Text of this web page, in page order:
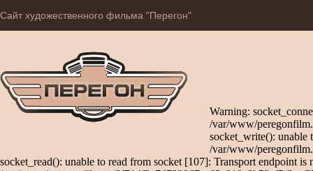
Сайт художественного фильма "Перегон"
Warning:
/var/www/
socket_write(): unable
/var/www/
socket_read(): unable to read from socket [107]: Transport endpoint is